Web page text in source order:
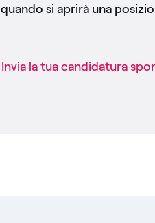
quando si aprirà una
Invia la tua candidatura